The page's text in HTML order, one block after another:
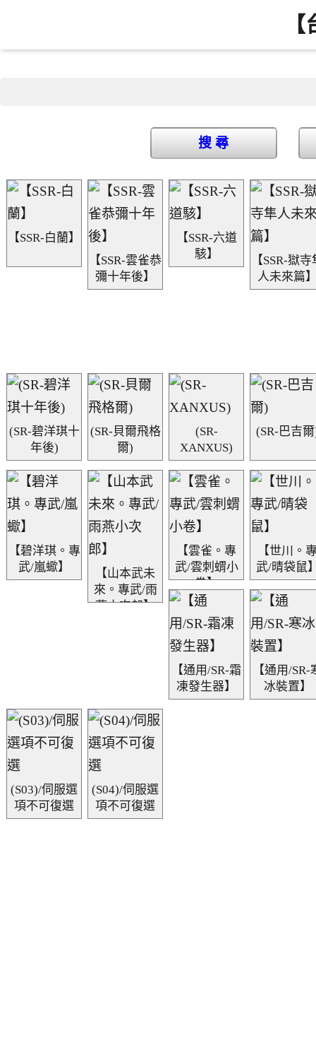
搜 尋
【SSR-白蘭】
【SSR-雲雀恭
彌十年後】
【SSR-六道
駭】
【SSR-獄寺
人未來篇
(SR-碧洋琪十
年後)
(SR-貝爾飛格
爾)
(SR-
XANXUS)
(SR-巴吉
【碧洋琪。專
武/嵐蠍】
【山本武未
來。專武/雨
燕小次郎】
【雲雀。專
武/雲刺蝟小
卷】
【世川。
武/晴袋鼠
【通用/SR-霜
凍發生器】
【通用/SR-
冰裝置】
(S03)/伺服選
項不可復選
(S04)/伺服選
項不可復選